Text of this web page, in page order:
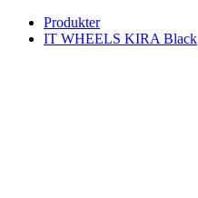
Produkter
IT WHEELS KIRA Black